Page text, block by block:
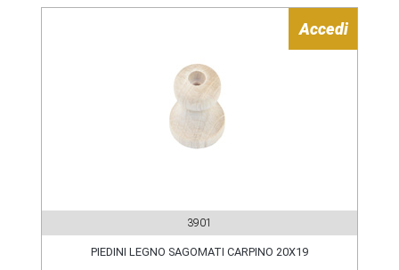
Accedi
3901
PIEDINI LEGNO SAGOMATI CARPINO 20X19